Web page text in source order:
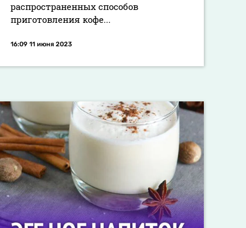
распространенных способов
приготовления кофе...
16:09 11 июня 2023